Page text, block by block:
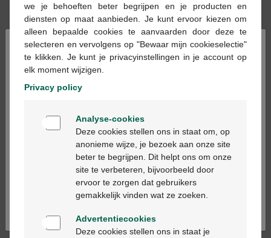
Op voorraad online
- + In winkelmandje
Max. aantal = 3
Op werkdagen vóór 12u besteld, volgende
levering in je Multipharma apotheek
levering thuis vanaf €55
contactformulier
Productbeschrijving
×
Bienvenue
Ga verder in het nederlands
Continuez en français
we je behoeften beter begrijpen en je producten en
diensten op maat aanbieden. Je kunt ervoor kiezen om
alleen bepaalde cookies te aanvaarden door deze te
selecteren en vervolgens op "Bewaar mijn cookieselectie"
te klikken. Je kunt je privacyinstellingen in je account op
elk moment wijzigen.
Privacy policy
Analyse-cookies
Deze cookies stellen ons in staat om, op
anonieme wijze, je bezoek aan onze site
beter te begrijpen. Dit helpt ons om onze
site te verbeteren, bijvoorbeeld door
ervoor te zorgen dat gebruikers
gemakkelijk vinden wat ze zoeken.
Advertentiecookies
Deze cookies stellen ons in staat je